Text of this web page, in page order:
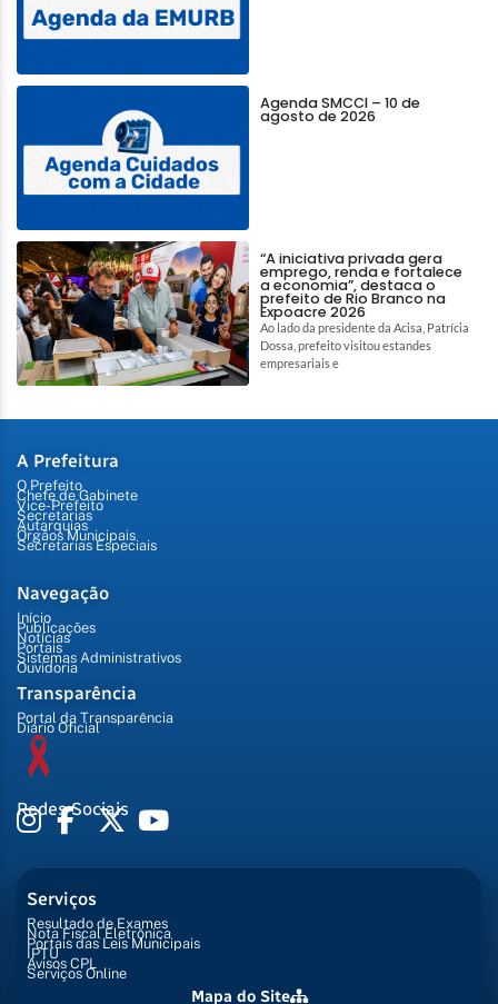
Agenda SMCCI – 10 de
agosto de 2026
“A iniciativa privada gera
emprego, renda e fortalece
a economia”, destaca o
prefeito de Rio Branco na
Expoacre 2026
Ao lado da presidente da Acisa, Patrícia
Dossa, prefeito visitou estandes
empresariais e
A Prefeitura
O Prefeito
Chefe de Gabinete
Vice-Prefeito
Secretarias
Autarquias
Órgãos Municipais
Secretarias Especiais
Navegação
Início
Publicações
Notícias
Portais
Sistemas Administrativos
Ouvidoria
Transparência
Portal da Transparência
Diário Oficial
Redes Sociais
Serviços
Resultado de Exames
Nota Fiscal Eletrônica
Portais das Leis Municipais
IPTU
Avisos CPL
Serviços Online
Mapa do Site